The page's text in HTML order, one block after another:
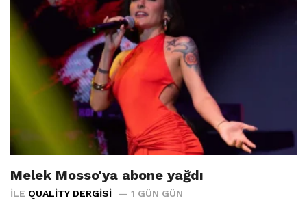
Melek Mosso'ya abone yağdı
İLE QUALITY DERGISI 1 GÜN GÜN